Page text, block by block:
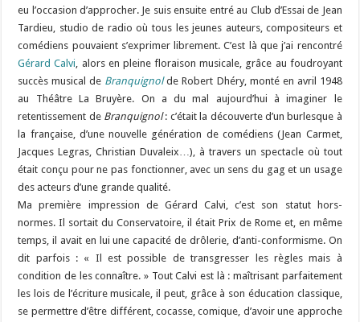
eu l’occasion d’approcher. Je suis ensuite entré au Club d’Essai de Jean
Tardieu, studio de radio où tous les jeunes auteurs, compositeurs et
comédiens pouvaient s’exprimer librement. C’est là que j’ai rencontré
Gérard Calvi, alors en pleine floraison musicale, grâce au foudroyant
succès musical de Branquignolde Robert Dhéry, monté en avril 1948
au Théâtre La Bruyère. On a du mal aujourd’hui à imaginer le
retentissement de Branquignol: c’était la découverte d’un burlesque à
la française, d’une nouvelle génération de comédiens (Jean Carmet,
Jacques Legras, Christian Duvaleix…), à travers un spectacle où tout
était conçu pour ne pas fonctionner, avec un sens du gag et un usage
des acteurs d’une grande qualité.
Ma première impression de Gérard Calvi, c’est son statut hors-
normes. Il sortait du Conservatoire, il était Prix de Rome et, en même
temps, il avait en lui une capacité de drôlerie, d’anti-conformisme. On
dit parfois : « Il est possible de transgresser les règles mais à
condition de les connaître. » Tout Calvi est là : maîtrisant parfaitement
les lois de l’écriture musicale, il peut, grâce à son éducation classique,
se permettre d’être différent, cocasse, comique, d’avoir une approche